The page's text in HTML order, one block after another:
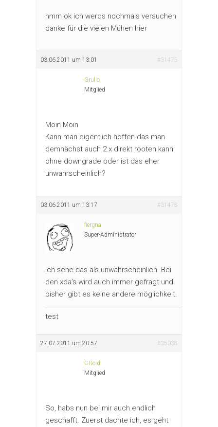
hmm ok ich werds nochmals versuchen
danke für die vielen Mühen hier
03.06.2011 um 13:01 #31475
Grullo
Mitglied
Moin Moin
Kann man eigentlich hoffen das man
demnächst auch 2.x direkt rooten kann
ohne downgrade oder ist das eher
unwahrscheinlich?
03.06.2011 um 13:17 #31478
fiergna
Super-Administrator
Ich sehe das als unwahrscheinlich. Bei
den xda’s wird auch immer gefragt und
bisher gibt es keine andere möglichkeit.
test
27.07.2011 um 20:57 #35038
GRoid
Mitglied
So, habs nun bei mir auch endlich
geschafft. Zuerst dachte ich, es geht